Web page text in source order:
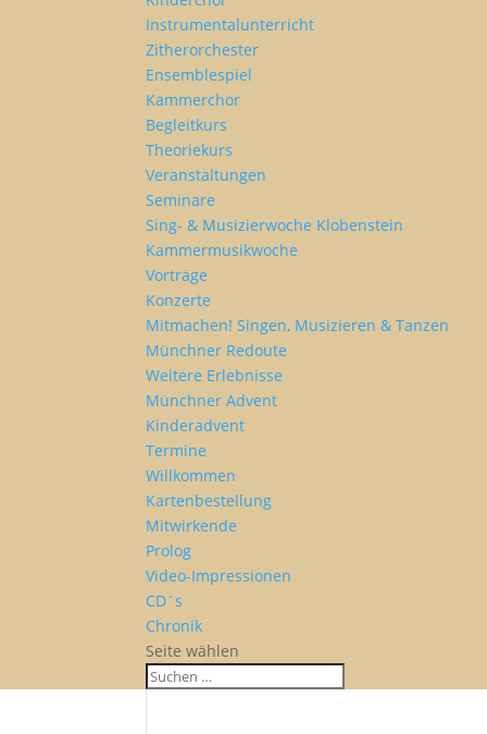
Instrumentalunterricht
Zitherorchester
Ensemblespiel
Kammerchor
Begleitkurs
Theoriekurs
Veranstaltungen
Seminare
Sing- & Musizierwoche Klobenstein
Kammermusikwoche
Vorträge
Konzerte
Mitmachen! Singen, Musizieren & Tanzen
Münchner Redoute
Weitere Erlebnisse
Münchner Advent
Kinderadvent
Termine
Willkommen
Kartenbestellung
Mitwirkende
Prolog
Video-Impressionen
CD´s
Chronik
Seite wählen